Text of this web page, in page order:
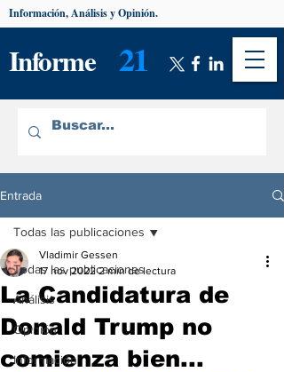
Informe 21
Información, Análisis y Opinión.
Entrada
Todas las publicaciones
Análisis
Opinión
Información
Todas las publicaciones
La Candidatura de
Donald Trump no
comienza bien...
Vladimir Gessen
17 nov 2022 2 min de lectura